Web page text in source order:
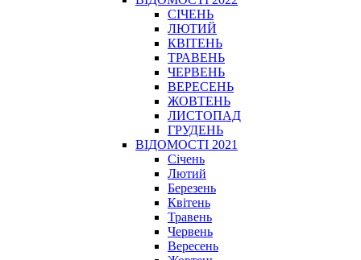
СІЧЕНЬ
ЛЮТИЙ
КВІТЕНЬ
ТРАВЕНЬ
ЧЕРВЕНЬ
ВЕРЕСЕНЬ
ЖОВТЕНЬ
ЛИСТОПАД
ГРУДЕНЬ
ВІДОМОСТІ 2021
Січень
Лютий
Березень
Квітень
Травень
Червень
Вересень